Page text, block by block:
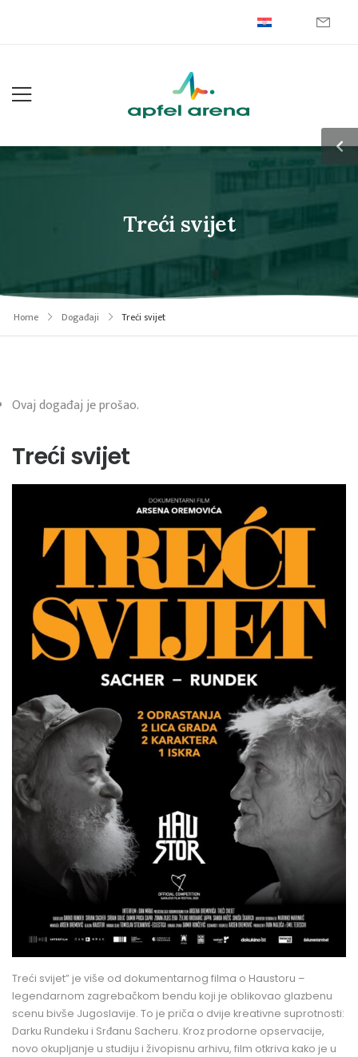
Treći svijet
Home Događaji Treći svijet
Ovaj događaj je prošao.
Treći svijet
Treći svijet” je više od dokumentarnog filma o Haustoru –
legendarnom zagrebačkom bendu koji je oblikovao glazbenu
scenu bivše Jugoslavije. To je priča o dvije kreativne suprotnosti:
Darku Rundeku i Srđanu Sacheru. Kroz prodorne opservacije,
novo okupljanje u studiju i živopisnu arhivu, film otkriva kako je u